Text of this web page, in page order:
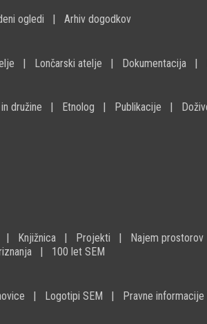
ogledi Arhiv dogodkov
Lončarski atelje Dokumentacija
družine Etnolog Publikacije
Knjižnica Projekti Najem prostorov
100 let SEM
Logotipi SEM Pravne informacije